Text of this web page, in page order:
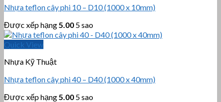
Nhựa teflon cây phi 10 – D10 (1000 x 10mm)
Được xếp hạng 5.00 5 sao
Quick View
Nhựa Kỹ Thuật
Nhựa teflon cây phi 40 – D40 (1000 x 40mm)
Được xếp hạng 5.00 5 sao